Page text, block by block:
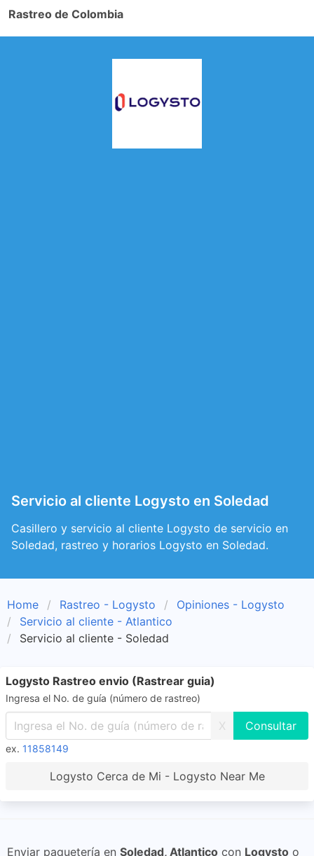
Rastreo de Colombia
Servicio al cliente Logysto en Soledad
Casillero y servicio al cliente Logysto de servicio en
Soledad, rastreo y horarios Logysto en Soledad.
Home Rastreo - Logysto
Opiniones - Logysto
Servicio al cliente - Atlantico
Servicio al cliente - Soledad
Logysto Rastreo envio (Rastrear guia)
Ingresa el No. de guía (número de rastreo)
X
ex. 11858149
Logysto Cerca de Mi - Logysto Near Me
Enviar paquetería en Soledad, Atlantico con Logysto o